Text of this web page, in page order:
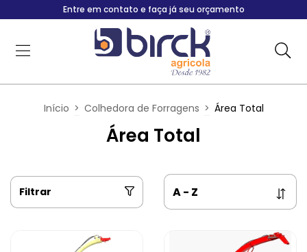
Entre em contato e faça já seu orçamento
Início > Colhedora de Forragens > Área Total
Área Total
Filtrar